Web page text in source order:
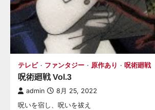
テレビ ファンタジー 原作あり 呪術廻戦
呪術廻戦 Vol.3
admin 8月 25, 2022
呪いを宿し、呪いを祓え